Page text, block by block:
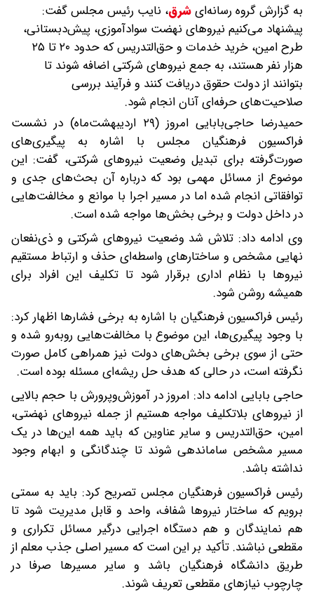
به گزارش گروه رسانه‌ایشرق، نایب رئیس مجلس گفت:
پیشنهاد می‌کنیم نیروهای نهضت سوادآموزی، پیش‌دبستانی،
طرح امین، خرید خدمات و حق‌التدریس که حدود ۲۰ تا ۲۵
هزار نفر هستند، به جمع نیروهای شرکتی اضافه شوند تا
بتوانند از دولت حقوق دریافت کنند و فرآیند بررسی
صلاحیت‌های حرفه‌ای آنان انجام شود.
حمیدرضا حاجی‌بابایی امروز (۲۹ اردیبهشت‌ماه) در نشست
فراکسیون فرهنگیان مجلس با اشاره به پیگیری‌های
صورت‌گرفته برای تبدیل وضعیت نیروهای شرکتی، گفت: این
موضوع از مسائل مهمی بود که درباره آن بحث‌های جدی و
توافقاتی انجام شده اما در مسیر اجرا با موانع و مخالفت‌هایی
در داخل دولت و برخی بخش‌ها مواجه شده است.
وی ادامه داد: تلاش شد وضعیت نیروهای شرکتی و ذی‌نفعان
نهایی مشخص و ساختارهای واسطه‌ای حذف و ارتباط مستقیم
نیروها با نظام اداری برقرار شود تا تکلیف این افراد برای
همیشه روشن شود.
رئیس فراکسیون فرهنگیان با اشاره به برخی فشارها اظهار کرد:
با وجود پیگیری‌ها، این موضوع با مخالفت‌هایی روبه‌رو شده و
حتی از سوی برخی بخش‌های دولت نیز همراهی کامل صورت
نگرفته است، در حالی که هدف حل ریشه‌ای مسئله بوده است.
حاجی بابایی ادامه داد: امروز در آموزش‌وپرورش با حجم بالایی
از نیروهای بلاتکلیف مواجه هستیم از جمله نیروهای نهضتی،
امین، حق‌التدریس و سایر عناوین که باید همه این‌ها در یک
مسیر مشخص ساماندهی شوند تا چندگانگی و ابهام وجود
نداشته باشد.
رئیس فراکسیون فرهنگیان مجلس تصریح کرد: باید به سمتی
برویم که ساختار نیروها شفاف، واحد و قابل مدیریت شود تا
هم نمایندگان و هم دستگاه اجرایی درگیر مسائل تکراری و
مقطعی نباشند. تأکید بر این است که مسیر اصلی جذب معلم از
طریق دانشگاه فرهنگیان باشد و سایر مسیرها صرفا در
چارچوب نیازهای مقطعی تعریف شوند.